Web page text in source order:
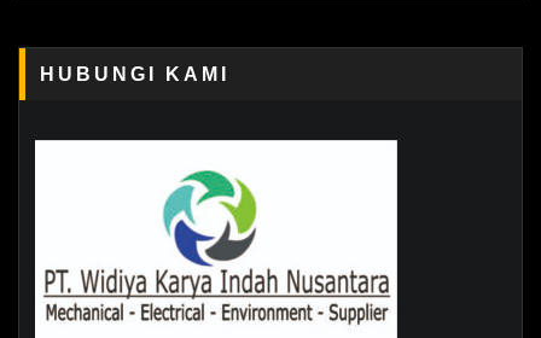
HUBUNGI KAMI